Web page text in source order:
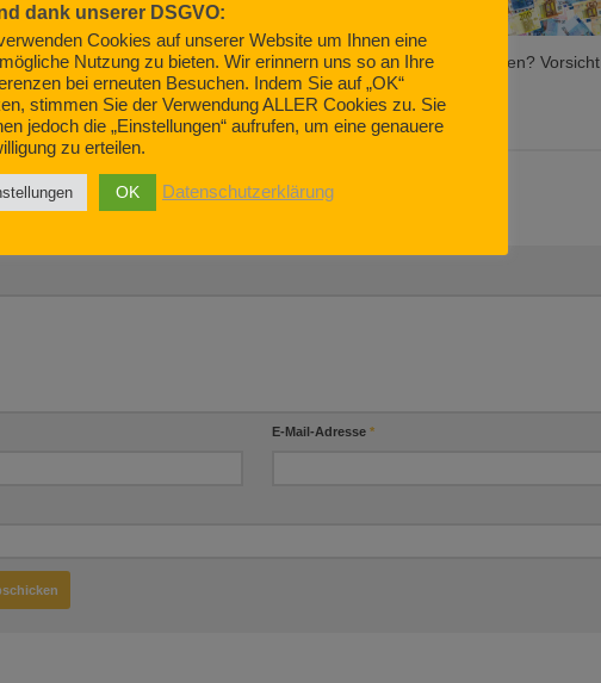
Plan“
Why social media is
problematic
NOVEMBER 10, 2020
Wohnmobil mieten? Vorsicht
Falle! (Finale)
JULI 12, 2020
KOMMENTAR
E-Mail-Adresse*
dank unserer DSGVO:
Cookies auf unserer Website um Ihnen eine
Nutzung zu bieten. Wir erinnern uns so an Ihre
bei erneuten Besuchen. Indem Sie auf „OK“
stimmen Sie der Verwendung ALLER Cookies zu. Sie
jedoch die „Einstellungen“ aufrufen, um eine genauere
zu erteilen.
OK Datenschutzerklärung